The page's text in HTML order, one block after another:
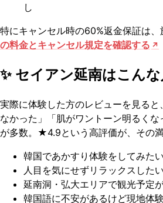
し
特にキャンセル時の60%返金保証は
の料金とキャンセル規定を確認する
✨ セイアン延南はこん
実際に体験した方のレビューを見る
なかった」「肌がワントーン明るく
が多数。★4.9という高評価が、その
韓国であかすり体験をしてみた
人目を気にせずリラックスした
延南洞・弘大エリアで観光予定
韓国語に不安があるけど現地体